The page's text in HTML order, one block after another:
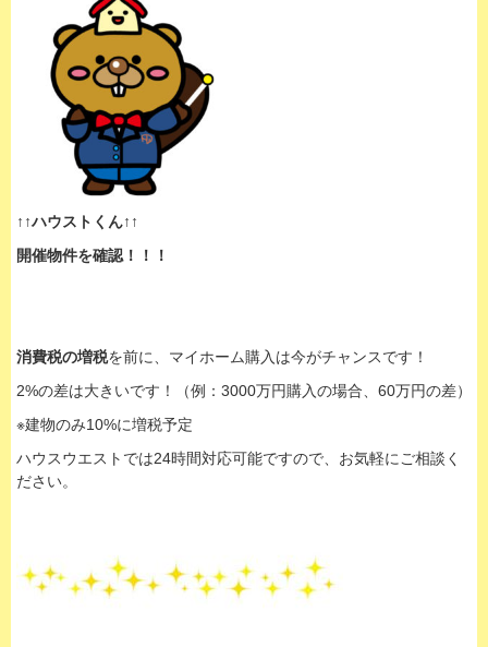
↑↑ハウストくん↑↑
開催物件を確認！！！
消費税の増税を前に、マイホーム購入は今がチャンスです！
2%の差は大きいです！（例：3000万円購入の場合、60万円の差）
※建物のみ10%に増税予定
ハウスウエストでは24時間対応可能ですので、お気軽にご相談く
ださい。